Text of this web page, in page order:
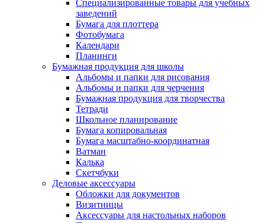
Специализированные товары для учебных
заведений
Бумага для плоттера
Фотобумага
Календари
Планинги
Бумажная продукция для школы
Альбомы и папки для рисования
Альбомы и папки для черчения
Бумажная продукция для творчества
Тетради
Школьное планирование
Бумага копировальная
Бумага масштабно-координатная
Ватман
Калька
Скетчбуки
Деловые аксессуары
Обложки для документов
Визитницы
Аксессуары для настольных наборов